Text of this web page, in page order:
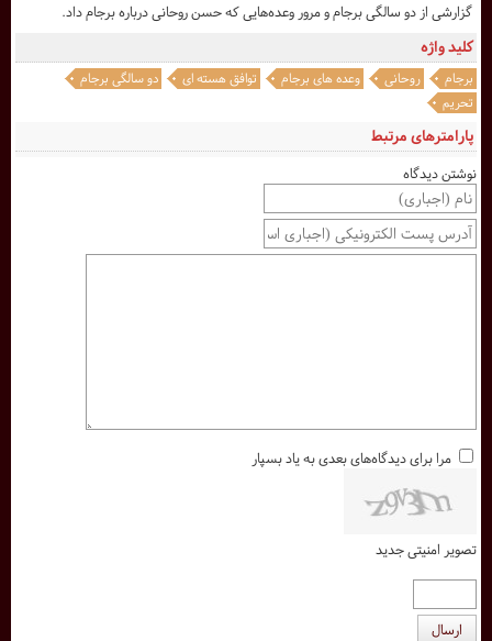
گزارشی از دو سالگی برجام و مرور وعده‌هایی که حسن روحانی درباره برجام داد.
کلید واژه
برجام روحانی وعده های برجام توافق هسته ای
دو سالگی برجام
تحریم
پارامترهای مرتبط
نوشتن دیدگاه
مرا برای دیدگاه‌های بعدی به یاد بسپار
تصویر امنیتی جدید
ارسال